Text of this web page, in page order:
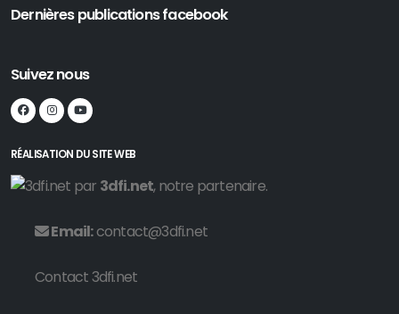
Dernières publications facebook
Suivez nous
RÉALISATION DU SITE WEB
par 3dfi.net, notre partenaire.
Email:contact@3dfi.net
Contact 3dfi.net